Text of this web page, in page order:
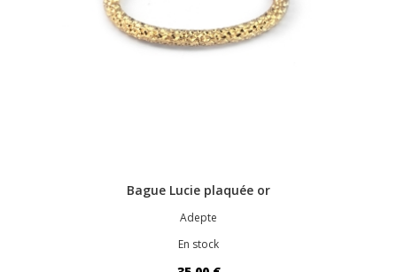
Bague Lucie plaquée or
Adepte
En stock